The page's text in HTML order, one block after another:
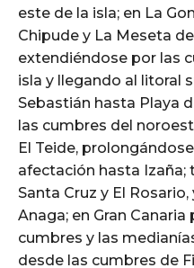
este de la isla; en La
Chipude y La Meseta
extendiéndose por las
isla y llegando al litoral
Sebastián hasta Playa
las cumbres del
El Teide,
afectación hasta Izaña;
Santa Cruz y El
Anaga; en Gran
cumbres y las
desde las cumbres de